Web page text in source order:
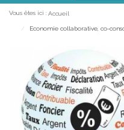
le
Vous êtes ici : Accueil
Economie collaborative, co-